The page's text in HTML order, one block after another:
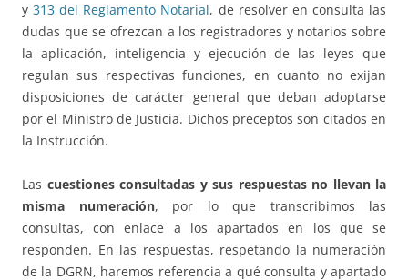
y 313 del Reglamento Notarial, de resolver en consulta las
dudas que se ofrezcan a los registradores y notarios sobre
la aplicación, inteligencia y ejecución de las leyes que
regulan sus respectivas funciones, en cuanto no exijan
disposiciones de carácter general que deban adoptarse
por el Ministro de Justicia. Dichos preceptos son citados en
la Instrucción.
Las cuestiones consultadas y sus respuestas no llevan la
misma numeración, por lo que transcribimos las
consultas, con enlace a los apartados en los que se
responden. En las respuestas, respetando la numeración
de la DGRN, haremos referencia a qué consulta y apartado